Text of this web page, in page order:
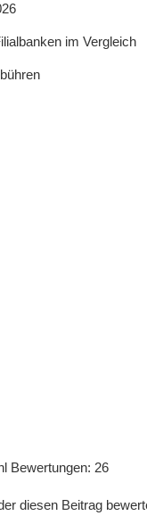
im Vergleich
Bewertungen: 26
diesen Beitrag